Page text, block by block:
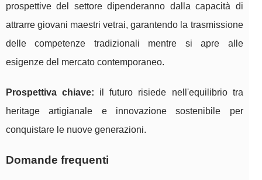
prospettive del settore dipenderanno dalla capacità di
attrarre giovani maestri vetrai, garantendo la trasmissione
delle competenze tradizionali mentre si apre alle
esigenze del mercato contemporaneo.
Prospettiva chiave: il futuro risiede nell'equilibrio tra
heritage artigianale e innovazione sostenibile per
conquistare le nuove generazioni.
Domande frequenti